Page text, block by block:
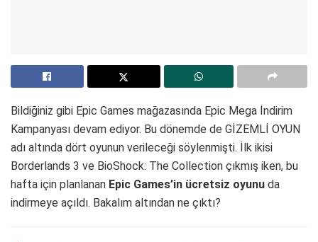
Bildiğiniz gibi Epic Games mağazasında Epic Mega İndirim
Kampanyası devam ediyor. Bu dönemde de GİZEMLİ OYUN
adı altında dört oyunun verileceği söylenmişti. İlk ikisi
Borderlands 3 ve BioShock: The Collection çıkmış iken, bu
hafta için planlanan Epic Games’in ücretsiz oyunu da
indirmeye açıldı. Bakalım altından ne çıktı?